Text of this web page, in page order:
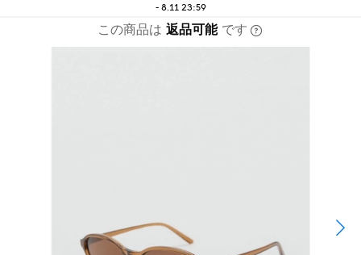
- 8.11 23:59
この商品は 返品可能 です